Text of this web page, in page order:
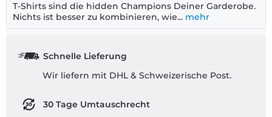
T-Shirts sind die hidden Champions Deiner Garderobe.
Nichts ist besser zu kombinieren, wie... mehr
Schnelle Lieferung
Wir liefern mit DHL & Schweizerische Post.
30 Tage Umtauschrecht